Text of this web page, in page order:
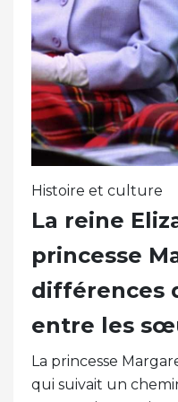
Histoire et culture
La reine
princesse
différences
entre les
La princesse
qui suivait un